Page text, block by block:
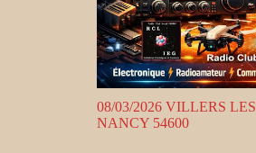
08/03/2026 VILLERS LES
NANCY 54600